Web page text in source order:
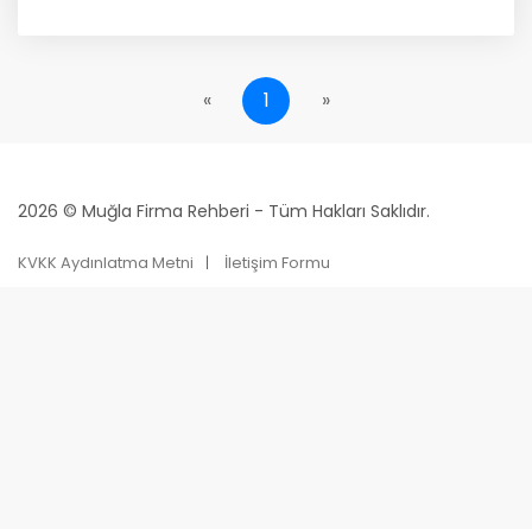
« 1 »
2026 © Muğla Firma Rehberi - Tüm Hakları Saklıdır.
KVKK Aydınlatma Metni İletişim Formu